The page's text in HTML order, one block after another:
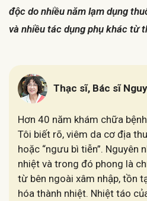
độc do nhiều năm lạm dụng
và nhiều tác dụng phụ khác từ
Thạc sĩ, Bác sĩ
Hơn 40 năm khám chữa
Tôi biết rõ, viêm da cơ địa
hoặc “ngưu bì tiễn”. Nguyên
nhiệt và trong đó phong là
từ bên ngoài xâm nhập, tồn
hóa thành nhiệt. Nhiệt táo